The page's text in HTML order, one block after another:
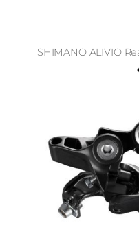
SHIMANO ALIVIO